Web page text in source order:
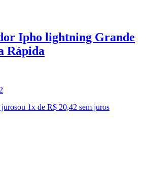
Ipho lightning Grande
Rápida
ou 1x de R$ 20,42 sem juros